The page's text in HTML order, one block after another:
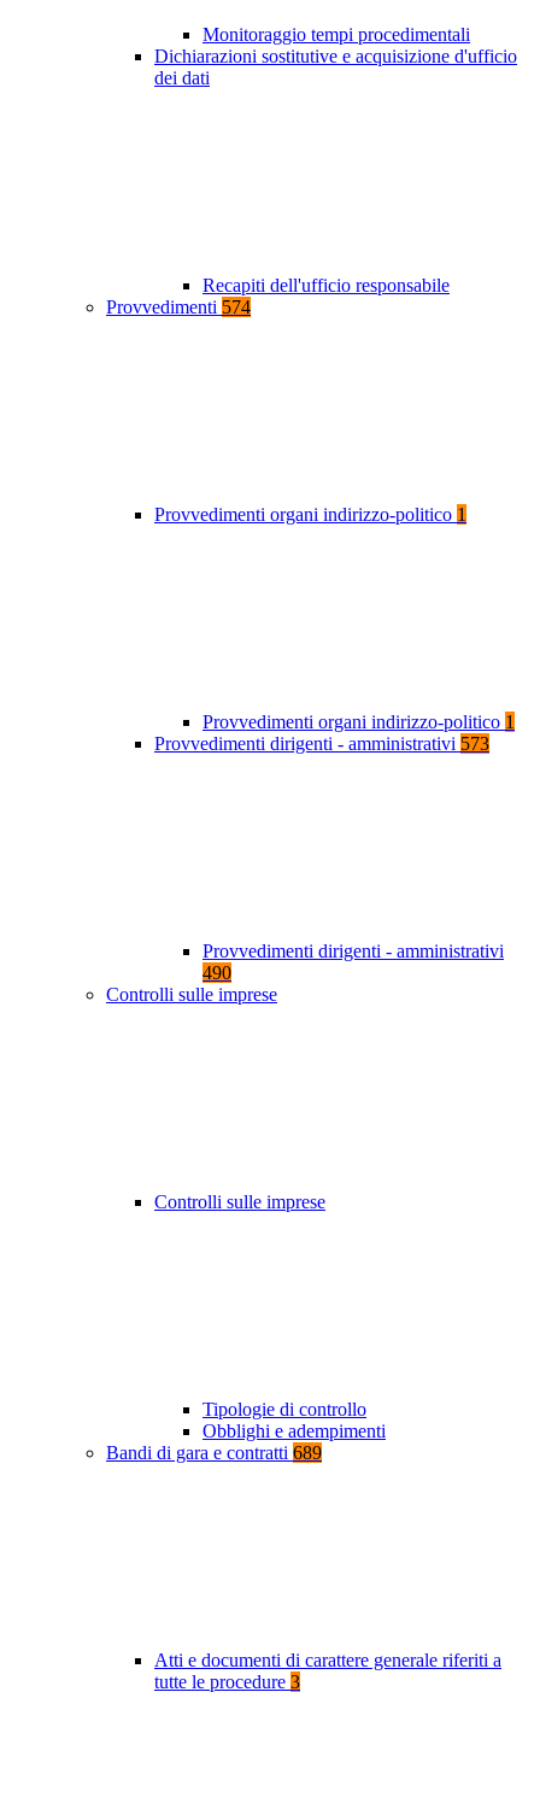
Monitoraggio tempi procedimentali
Dichiarazioni sostitutive e acquisizione d'ufficio
dei dati
Recapiti dell'ufficio responsabile
Provvedimenti 574
Provvedimenti organi indirizzo-politico 1
Provvedimenti organi indirizzo-politico 1
Provvedimenti dirigenti - amministrativi 573
Provvedimenti dirigenti - amministrativi
490
Controlli sulle imprese
Controlli sulle imprese
Tipologie di controllo
Obblighi e adempimenti
Bandi di gara e contratti 689
Atti e documenti di carattere generale riferiti a
tutte le procedure 3